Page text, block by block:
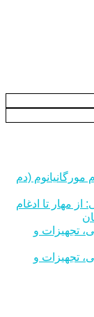
(دم
مهار تا ادغام
تجهیزات و
تجهیزات و